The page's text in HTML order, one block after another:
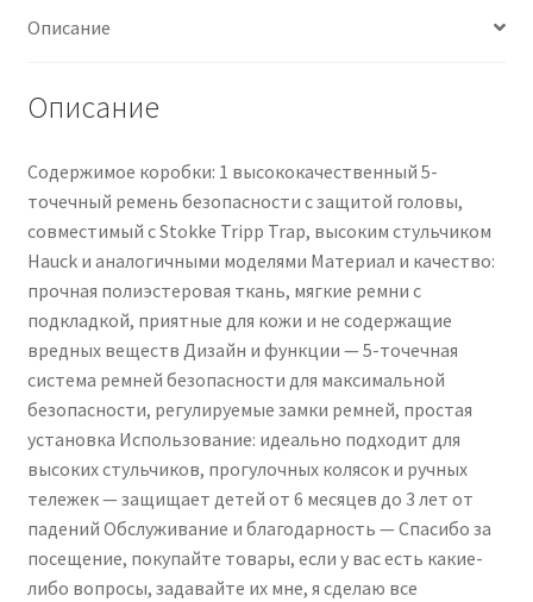
Hauck
Safety
Baby
Harness,
Pram
Accessories,
Chair,
Child
Safety
Harness,
Children's
Handcart
Cares,
Spare
Parts
(White)
Описание
Описание
Содержимое коробки: 1 высококачественный 5-
точечный ремень безопасности с защитой головы,
совместимый с Stokke Tripp Trap, высоким стульчиком
Hauck и аналогичными моделями Материал и качество:
прочная полиэстеровая ткань, мягкие ремни с
подкладкой, приятные для кожи и не содержащие
вредных веществ Дизайн и функции — 5-точечная
система ремней безопасности для максимальной
безопасности, регулируемые замки ремней, простая
установка Использование: идеально подходит для
высоких стульчиков, прогулочных колясок и ручных
тележек — защищает детей от 6 месяцев до 3 лет от
падений Обслуживание и благодарность — Спасибо за
посещение, покупайте товары, если у вас есть какие-
либо вопросы, задавайте их мне, я сделаю все